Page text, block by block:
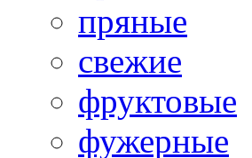
пряные
свежие
фруктовые
фужерные